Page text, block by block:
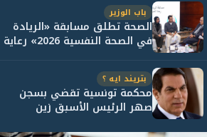
باب الوزير
الصحة تطلق مسابقة «الريادة
في الصحة النفسية 2026» رعاية
نفسية اف...
بتريند ايه ؟
محكمة تونسية تقضي بسجن
صهر الرئيس الأسبق زين
العابدين بن علي لمدة...